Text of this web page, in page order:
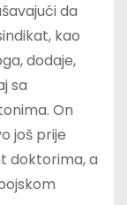
da
kao
dodaje,
sa
On
još prije
doktorima, a